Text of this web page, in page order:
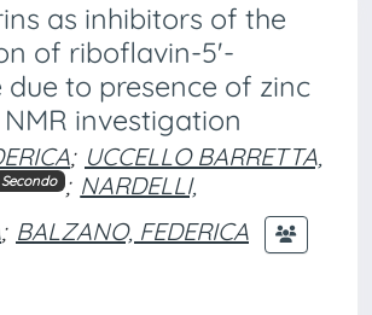
as inhibitors of the
of riboflavin-5'-
due to presence of zinc
investigation
; UCCELLO BARRETTA,
Secondo ; NARDELLI,
; BALZANO, FEDERICA